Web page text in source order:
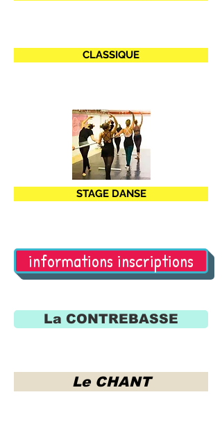
CLASSIQUE
STAGE DANSE
informations inscriptions
La CONTREBASSE
Le CHANT